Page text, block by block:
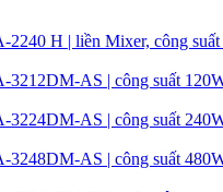
2240 H | liền Mixer, công
3212DM-AS | công suất
3224DM-AS | công suất
3248DM-AS | công suất